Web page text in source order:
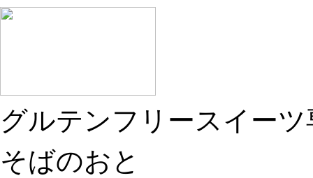
グルテンフリースイーツ
そばのおと